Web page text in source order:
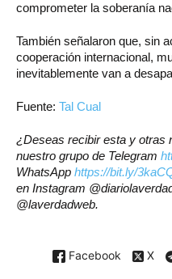
comprometer la soberanía
También señalaron que, sin
cooperación internacional,
inevitablemente van a
Fuente: Tal Cual
¿Deseas recibir esta y otras
nuestro grupo de Telegram
WhatsApp https://bit.ly/
en Instagram
@laverdadweb.
Facebook X